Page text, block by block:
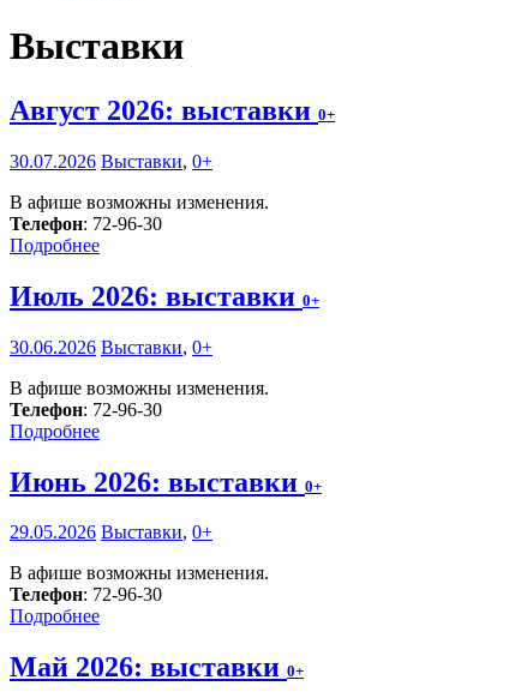
Выставки
Август 2026: выставки 0+
30.07.2026 Выставки, 0+
В афише возможны изменения.
Телефон: 72-96-30
Подробнее
Июль 2026: выставки 0+
30.06.2026 Выставки, 0+
В афише возможны изменения.
Телефон: 72-96-30
Подробнее
Июнь 2026: выставки 0+
29.05.2026 Выставки, 0+
В афише возможны изменения.
Телефон: 72-96-30
Подробнее
Май 2026: выставки 0+